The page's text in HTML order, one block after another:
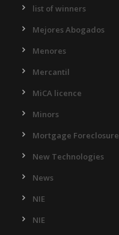
list of winners
Mejores Abogados
Menores
Mercantil
MiCA licence
Minors
Mortgage Foreclosure
New Technologies
News
NIE
NIE